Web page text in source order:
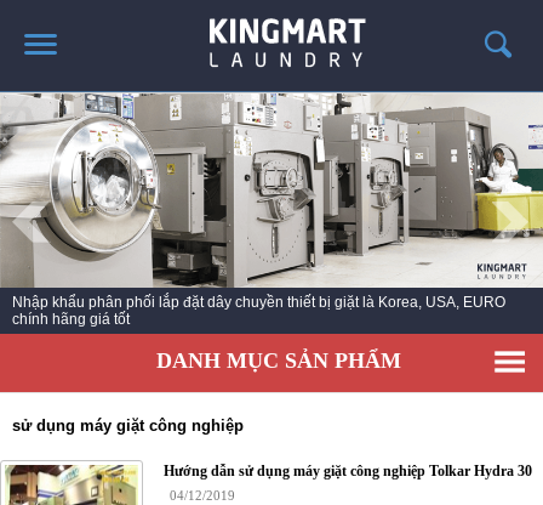
TRANG CHỦ
GIỚI THIỆU
SẢN PHẨM
TIN TỨC GIẶT LÀ
CÔNG TRÌNH TRIỂN KHAI
LIÊN HỆ
Máy giặt công nghiệp Hàn Quốc - Máy sấy công nghiệp Korea - Máy là khăn
ga công nghiệp khổ lớn
DANH MỤC SẢN PHẨM
sử dụng máy giặt công nghiệp
Hướng dẫn sử dụng máy giặt công nghiệp Tolkar Hydra 30
04/12/2019